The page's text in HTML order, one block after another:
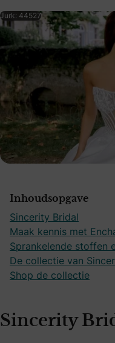
Jurk: 44527
Inhoudsopgave
Sincerity Bridal
Maak kennis met
Sprankelende stoffen
De collectie van
Shop de collectie
Sincerity